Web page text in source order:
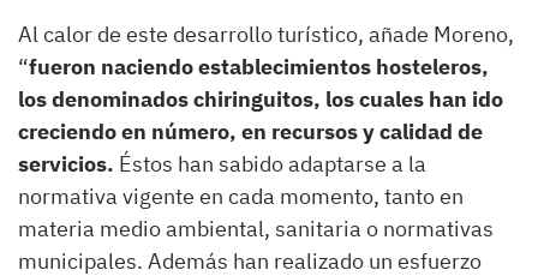
Al calor de este desarrollo turístico, añade Moreno,
“fueron naciendo establecimientos hosteleros,
los denominados chiringuitos, los cuales han ido
creciendo en número, en recursos y calidad de
servicios. Éstos han sabido adaptarse a la
normativa vigente en cada momento, tanto en
materia medio ambiental, sanitaria o normativas
municipales. Además han realizado un esfuerzo